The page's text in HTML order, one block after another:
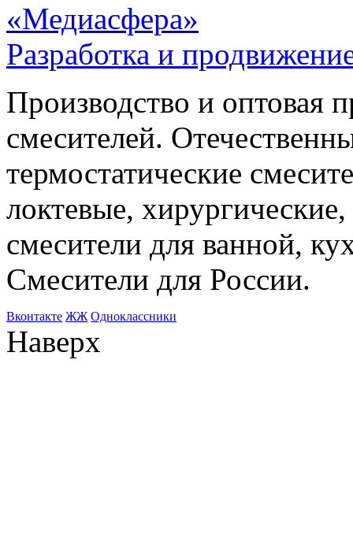
«Медиасфера»
Разработка и
Производство и оптовая
смесителей.
термостатические
локтевые,
смесители для ванной,
Смесители для России.
Bконтакте ЖЖ Одноклассники
Наверх